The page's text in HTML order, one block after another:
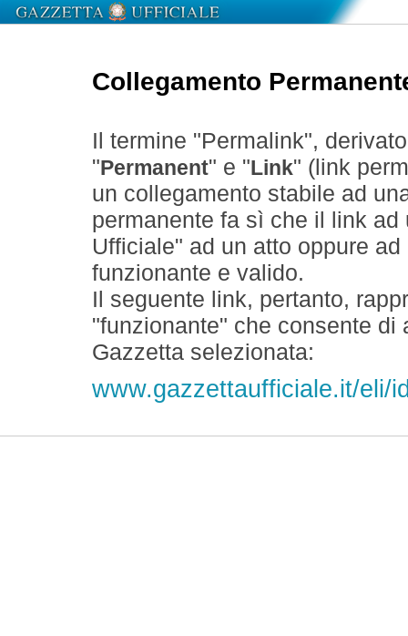
Collegamento
Il termine "Permalink",
" Permanent" e " Link" (link
un collegamento stabile ad
permanente fa sì che il link
Ufficiale" ad un atto oppure
funzionante e valido.
Il seguente link, pertanto,
"funzionante" che consente
Gazzetta selezionata:
www.gazzettaufficiale.it/eli/